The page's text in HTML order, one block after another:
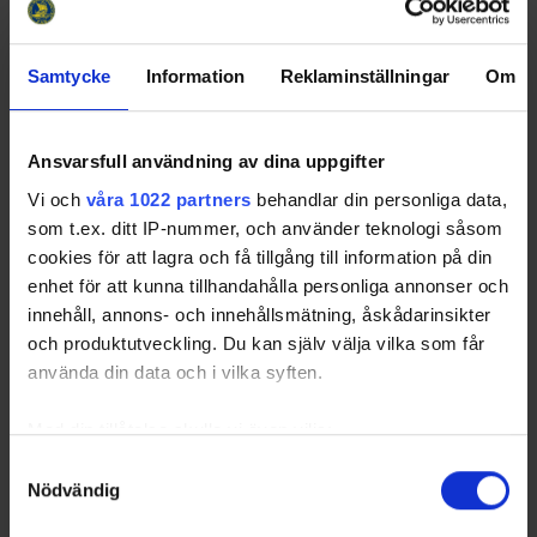
Samtycke Information Reklaminställningar Om
Ansvarsfull användning av dina uppgifter
Vi och våra 1022 partners behandlar din personliga data,
som t.ex. ditt IP-nummer, och använder teknologi såsom
cookies för att lagra och få tillgång till information på din
enhet för att kunna tillhandahålla personliga annonser och
innehåll, annons- och innehållsmätning, åskådarinsikter
och produktutveckling. Du kan själv välja vilka som får
använda din data och i vilka syften.
Med din tillåtelse skulle vi även vilja:
som kan ha en noggrannhet på upp till flera meter
Nödvändig